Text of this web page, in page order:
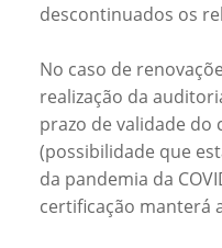
descontinuados os
No caso de
realização da
prazo de validade
(possibilidade que
da pandemia da
certificação manterá